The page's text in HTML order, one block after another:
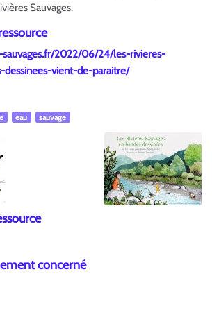
Sauvages.
2022/06/24/les-rivieres-
dessinees-vient-de-paraitre/
eau sauvage
concerné